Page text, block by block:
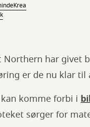
Krea
Northern har givet
er de nu klar
komme forbi i
sørger for